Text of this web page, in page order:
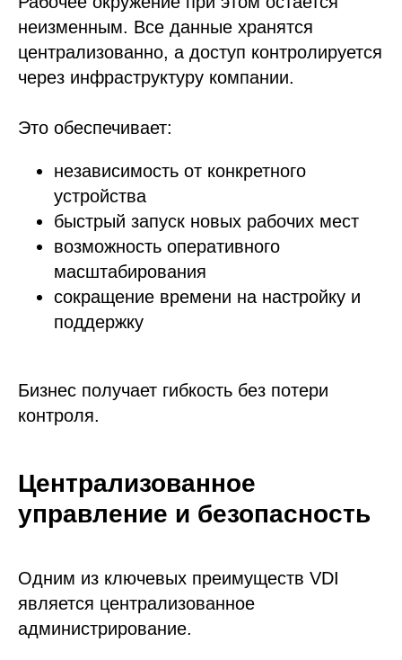
неизменным. Все данные хранятся
централизованно, а доступ контролируется
через инфраструктуру компании.
Это обеспечивает:
независимость от конкретного
устройства
быстрый запуск новых рабочих мест
возможность оперативного
масштабирования
сокращение времени на настройку и
поддержку
Бизнес получает гибкость без потери
контроля.
Централизованное
управление и безопасность
Одним из ключевых преимуществ VDI
является централизованное
администрирование.